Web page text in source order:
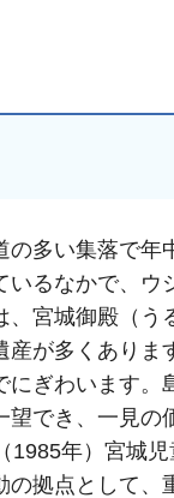
多い集落で
るなかで、
、宮城御殿（
が多くありま
にぎわいます
でき、一見の
1985年）宮城
拠点として